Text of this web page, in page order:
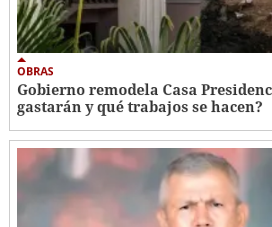
OBRAS
Gobierno remodela Casa
gastarán y qué trabajos se hacen?